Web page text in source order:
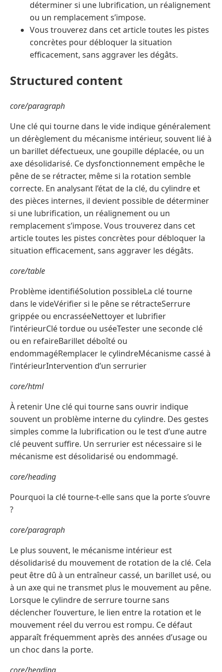
déterminer si une lubrification, un réalignement
ou un remplacement s’impose.
Vous trouverez dans cet article toutes les pistes
concrètes pour débloquer la situation
efficacement, sans aggraver les dégâts.
Structured content
core/paragraph
Une clé qui tourne dans le vide indique généralement
un dérèglement du mécanisme intérieur, souvent lié à
un barillet défectueux, une goupille déplacée, ou un
axe désolidarisé. Ce dysfonctionnement empêche le
pêne de se rétracter, même si la rotation semble
correcte. En analysant l’état de la clé, du cylindre et
des pièces internes, il devient possible de déterminer
si une lubrification, un réalignement ou un
remplacement s’impose. Vous trouverez dans cet
article toutes les pistes concrètes pour débloquer la
situation efficacement, sans aggraver les dégâts.
core/table
Problème identifiéSolution possibleLa clé tourne
dans le videVérifier si le pêne se rétracteSerrure
grippée ou encrasséeNettoyer et lubrifier
l’intérieurClé tordue ou uséeTester une seconde clé
ou en refaireBarillet déboîté ou
endommagéRemplacer le cylindreMécanisme cassé à
l’intérieurIntervention d’un serrurier
core/html
À retenir Une clé qui tourne sans ouvrir indique
souvent un problème interne du cylindre. Des gestes
simples comme la lubrification ou le test d’une autre
clé peuvent suffire. Un serrurier est nécessaire si le
mécanisme est désolidarisé ou endommagé.
core/heading
Pourquoi la clé tourne-t-elle sans que la porte s’ouvre
?
core/paragraph
Le plus souvent, le mécanisme intérieur est
désolidarisé du mouvement de rotation de la clé. Cela
peut être dû à un entraîneur cassé, un barillet usé, ou
à un axe qui ne transmet plus le mouvement au pêne.
Lorsque le cylindre de serrure tourne sans
déclencher l’ouverture, le lien entre la rotation et le
mouvement réel du verrou est rompu. Ce défaut
apparaît fréquemment après des années d’usage ou
un choc dans la porte.